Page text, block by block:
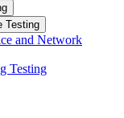
Testing
and Network
Testing